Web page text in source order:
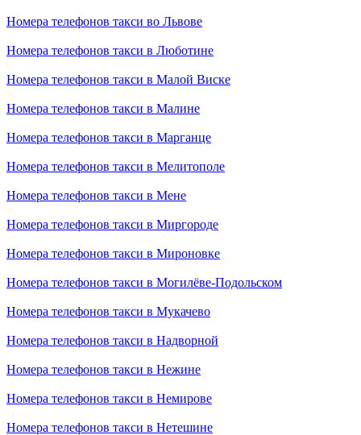
Номера телефонов такси во Львове
Номера телефонов такси в Люботине
Номера телефонов такси в Малой Виске
Номера телефонов такси в Малине
Номера телефонов такси в Марганце
Номера телефонов такси в Мелитополе
Номера телефонов такси в Мене
Номера телефонов такси в Миргороде
Номера телефонов такси в Мироновке
Номера телефонов такси в Могилёве-Подольском
Номера телефонов такси в Мукачево
Номера телефонов такси в Надворной
Номера телефонов такси в Нежине
Номера телефонов такси в Немирове
Номера телефонов такси в Нетешине